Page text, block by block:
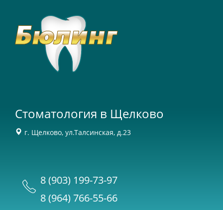
Стоматология в Щелково
г. Щелково, ул.Талсинская, д.23
8 (903) 199-73-97
8 (964) 766-55-66